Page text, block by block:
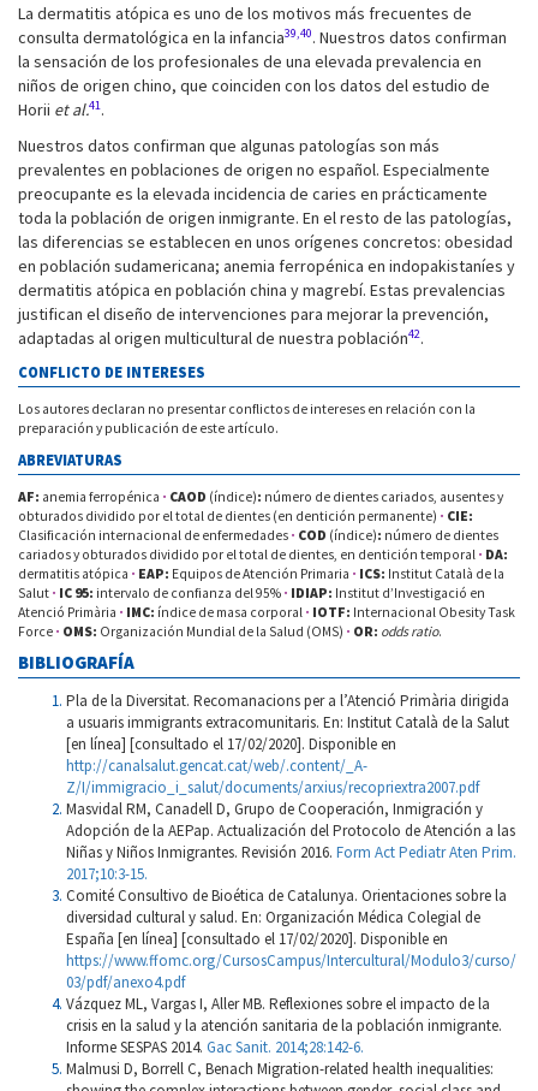
La dermatitis atópica es uno de los motivos más frecuentes de
consulta dermatológica en la infancia39,40. Nuestros datos confirman
la sensación de los profesionales de una elevada prevalencia en
niños de origen chino, que coinciden con los datos del estudio de
Horii et al.41.
Nuestros datos confirman que algunas patologías son más
prevalentes en poblaciones de origen no español. Especialmente
preocupante es la elevada incidencia de caries en prácticamente
toda la población de origen inmigrante. En el resto de las patologías,
las diferencias se establecen en unos orígenes concretos: obesidad
en población sudamericana; anemia ferropénica en indopakistaníes y
dermatitis atópica en población china y magrebí. Estas prevalencias
justifican el diseño de intervenciones para mejorar la prevención,
adaptadas al origen multicultural de nuestra población42.
CONFLICTO DE INTERESES
Los autores declaran no presentar conflictos de intereses en relación con la
preparación y publicación de este artículo.
ABREVIATURAS
AF: anemia ferropénica · CAOD (índice): número de dientes cariados, ausentes y
obturados dividido por el total de dientes (en dentición permanente) · CIE:
Clasificación internacional de enfermedades · COD (índice): número de dientes
cariados y obturados dividido por el total de dientes, en dentición temporal · DA:
dermatitis atópica · EAP: Equipos de Atención Primaria · ICS: Institut Català de la
Salut · IC 95: intervalo de confianza del 95% · IDIAP: Institut d’Investigació en
Atenció Primària · IMC: índice de masa corporal · IOTF: Internacional Obesity Task
Force · OMS: Organización Mundial de la Salud (OMS) · OR: odds ratio.
BIBLIOGRAFÍA
Pla de la Diversitat. Recomanacions per a l’Atenció Primària dirigida
a usuaris immigrants extracomunitaris. En: Institut Català de la Salut
[en línea] [consultado el 17/02/2020]. Disponible en
http://canalsalut.gencat.cat/web/.content/_A-
Z/I/immigracio_i_salut/documents/arxius/recopriextra2007.pdf
Masvidal RM, Canadell D, Grupo de Cooperación, Inmigración y
Adopción de la AEPap. Actualización del Protocolo de Atención a las
Niñas y Niños Inmigrantes. Revisión 2016. Form Act Pediatr Aten Prim.
2017;10:3-15.
Comité Consultivo de Bioética de Catalunya. Orientaciones sobre la
diversidad cultural y salud. En: Organización Médica Colegial de
España [en línea] [consultado el 17/02/2020]. Disponible en
https://www.ffomc.org/CursosCampus/Intercultural/Modulo3/curso/
03/pdf/anexo4.pdf
Vázquez ML, Vargas I, Aller MB. Reflexiones sobre el impacto de la
crisis en la salud y la atención sanitaria de la población inmigrante.
Informe SESPAS 2014. Gac Sanit. 2014;28:142-6.
Malmusi D, Borrell C, Benach Migration-related health inequalities: